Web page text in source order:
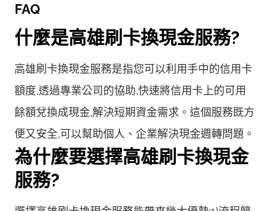
FAQ
什麼是高雄刷卡換現金服務?
高雄刷卡換現金服務是指您可以利用手中的信用卡
額度,透過專業公司的協助,快速將信用卡上的可用
餘額兌換成現金,解決短期資金需求。這個服務既方
便又安全,可以幫助個人、企業解決現金週轉問題。
為什麼要選擇高雄刷卡換現金
服務?